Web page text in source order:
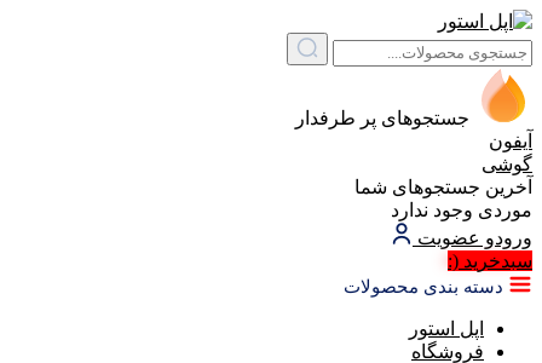
جستجوهای پر طرفدار
آیفون
گوشی
آخرین جستجوهای شما
موردی وجود ندارد
ورودو عضویت
سبد‌خرید (:
دسته بندی محصولات
اپل استور
فروشگاه